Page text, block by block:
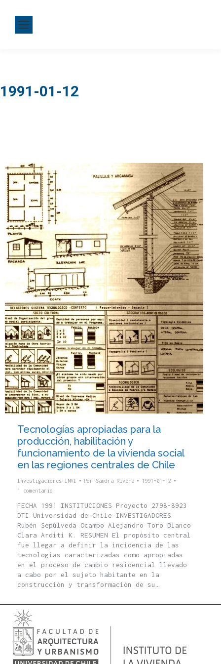
1991-01-12
Tecnologías apropiadas para la
producción, habilitación y
funcionamiento de la vivienda social
en las regiones centrales de Chile
Investigaciones INVI Por Sandra Rivera
1991-01-12
1 comentario
FECHA 1991 INSTITUCIONES Proyecto 2798-8923
DTI Universidad de Chile INVESTIGADORES
Rubén Sepúlveda Ocampo Alejandro Toro Blanco
Clara Arditi K. RESUMEN El propósito central
fue llegar a definir la incidencia de las
tecnologías caracterizadas como apropiadas
en el proceso de cambio residencial llevado
a cabo por el sujeto habitante en la
construcción y transformación de su…